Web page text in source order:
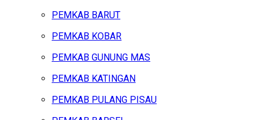
PEMKAB BARUT
PEMKAB KOBAR
PEMKAB GUNUNG MAS
PEMKAB KATINGAN
PEMKAB PULANG PISAU